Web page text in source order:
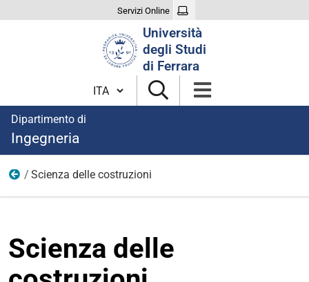
Servizi Online
Università
degli Studi
di Ferrara
Cambia lingua
Dipartimento di
Ingegneria
Area Industriale
Scienza delle costruzioni
Scienza delle